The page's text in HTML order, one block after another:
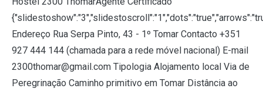
Endereço Rua Serpa Pinto, 43 - 1º Tomar Contacto +351
927 444 144 (chamada para a rede móvel nacional) E-mail
2300thomar@gmail.com Tipologia Alojamento local Via de
Peregrinação Caminho primitivo em Tomar Distância ao